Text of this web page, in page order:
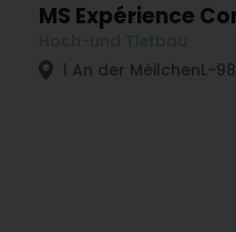
MS Expérience
1 An der MéilchenL-